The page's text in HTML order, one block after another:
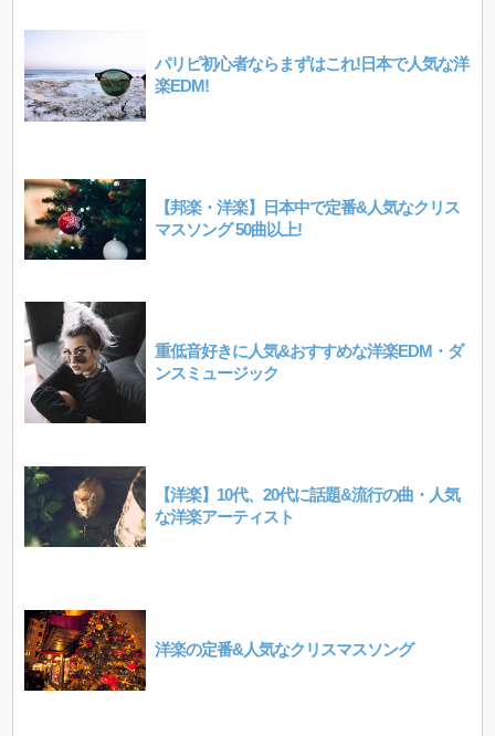
パリピ初心者ならまずはこれ!日本で人気な洋
楽EDM!
【邦楽・洋楽】日本中で定番&人気なクリス
マスソング 50曲以上!
重低音好きに人気&おすすめな洋楽EDM・ダ
ンスミュージック
【洋楽】10代、20代に話題&流行の曲・人気
な洋楽アーティスト
洋楽の定番&人気なクリスマスソング